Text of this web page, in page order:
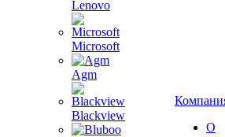
Lenovo
Microsoft
Agm
Blackview
О